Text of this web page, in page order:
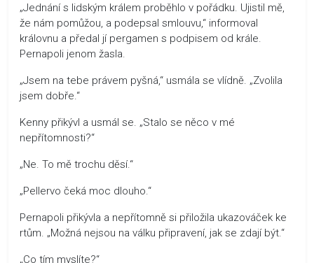
„Jednání s lidským králem proběhlo v pořádku. Ujistil mě,
že nám pomůžou, a podepsal smlouvu,“ informoval
královnu a předal jí pergamen s podpisem od krále.
Pernapoli jenom žasla.
„Jsem na tebe právem pyšná,“ usmála se vlídně. „Zvolila
jsem dobře.“
Kenny přikývl a usmál se. „Stalo se něco v mé
nepřítomnosti?“
„Ne. To mě trochu děsí.“
„Pellervo čeká moc dlouho.“
Pernapoli přikývla a nepřítomně si přiložila ukazováček ke
rtům. „Možná nejsou na válku připravení, jak se zdají být.“
„Co tím myslíte?“